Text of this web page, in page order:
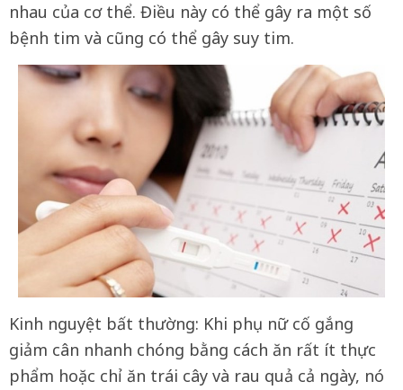
nhau của cơ thể. Điều này có thể gây ra một số
bệnh tim và cũng có thể gây suy tim.
Kinh nguyệt bất thường: Khi phụ nữ cố gắng
giảm cân nhanh chóng bằng cách ăn rất ít thực
phẩm hoặc chỉ ăn trái cây và rau quả cả ngày, nó